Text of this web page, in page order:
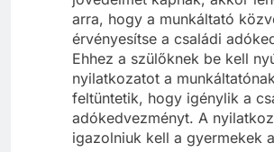
arra, hogy a munkáltató
érvényesítse a családi
Ehhez a szülőknek be kell
nyilatkozatot a
feltüntetik, hogy igénylik a
adókedvezményt. A
igazolniuk kell a gyermekek